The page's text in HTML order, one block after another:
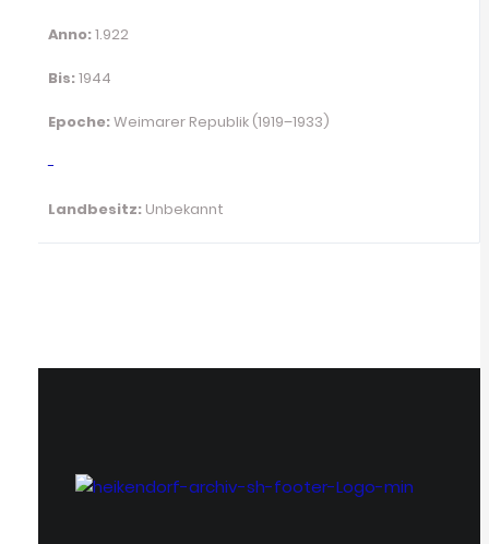
Anno:1.922
Bis:1944
Epoche:Weimarer Republik (1919–1933)
-
Landbesitz: Unbekannt